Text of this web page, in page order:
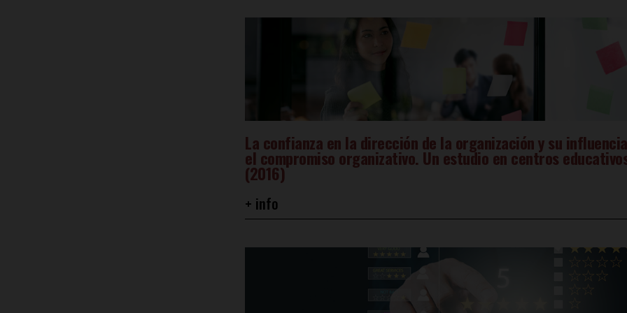
La confianza en la dirección de la organización y su
el compromiso organizativo. Un estudio en centros
(2016)
+ info